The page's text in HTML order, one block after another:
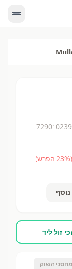
(
23% הפרש)
זול ליד
מחסני השוק